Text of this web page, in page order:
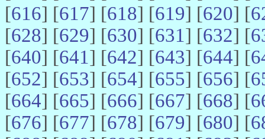
[616] [617] [618] [619] [620] [
[628] [629] [630] [631] [632] [
[640] [641] [642] [643] [644] [
[652] [653] [654] [655] [656] [
[664] [665] [666] [667] [668] [
[676] [677] [678] [679] [680] [